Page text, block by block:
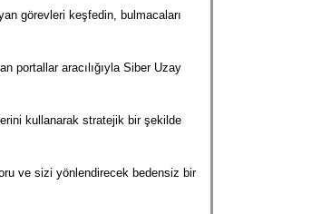
görevleri keşfedin, bulmacaları
portallar aracılığıyla Siber Uzay
kullanarak stratejik bir şekilde
ve sizi yönlendirecek bedensiz bir